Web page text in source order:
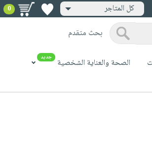
كل المتاجر 0
بحث متقدم
الصحة والعناية الشخصية جديد